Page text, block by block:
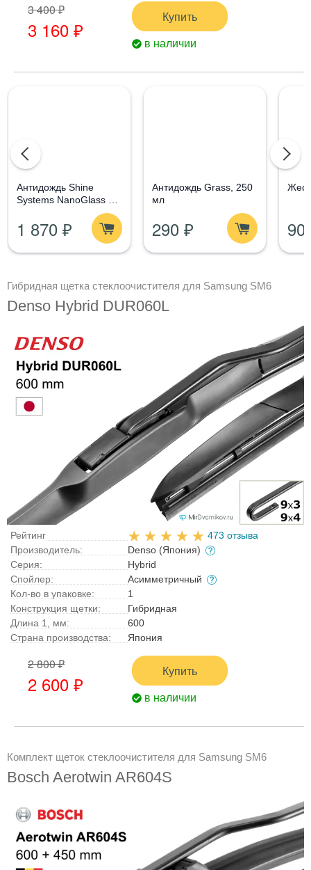
3 400 ₽
3 160 ₽
Купить
в наличии
Aнтидождь Shine
Systems NanoGlass Kit
- Набор по уходу за
стеклом
1 870 ₽
Антидождь Grass, 250
мл
290 ₽ 90
Гибридная щетка стеклоочистителя для Samsung SM6
Denso Hybrid DUR060L
Рейтинг
473 отзыва
Производитель:
Denso (Япония)
Серия:
Hybrid
Спойлер:
Асимметричный
Кол-во в упаковке:
1
Конструкция щетки:
Гибридная
Длина 1, мм:
600
Страна производства:
Япония
2 800 ₽
2 600 ₽
Купить
в наличии
Комплект щеток стеклоочистителя для Samsung SM6
Bosch Aerotwin AR604S